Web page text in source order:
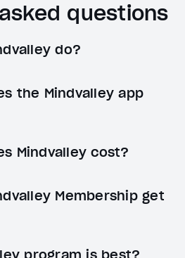
questions
do?
the Mindvalley app
Mindvalley cost?
Membership get